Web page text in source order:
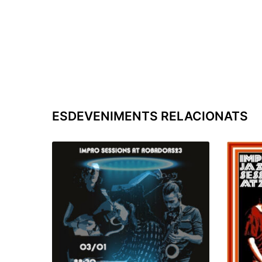
ESDEVENIMENTS RELACIONATS